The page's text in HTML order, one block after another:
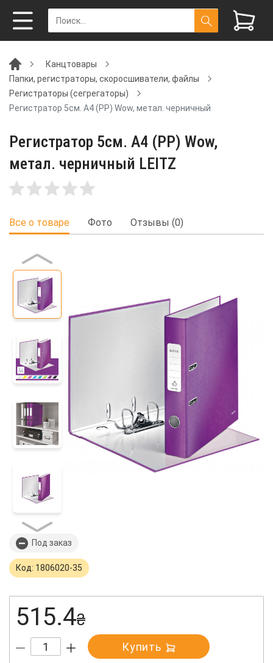
Канцтовары
Папки, регистраторы, скоросшиватели, файлы
Регистраторы (сегрегаторы)
Регистратор 5см. А4 (PP) Wow, метал. черничный
Регистратор 5см. А4 (PP) Wow,
метал. черничный LEITZ
Все о товаре Фото Отзывы (0)
Под заказ
Код: 1806020-35
515.4₴
Купить